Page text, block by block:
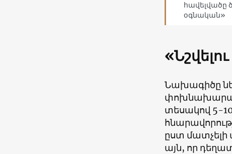
հավելվածը
օգնական»
Նախագիծը
տեսակով 5-10
ըստ
այն, որ